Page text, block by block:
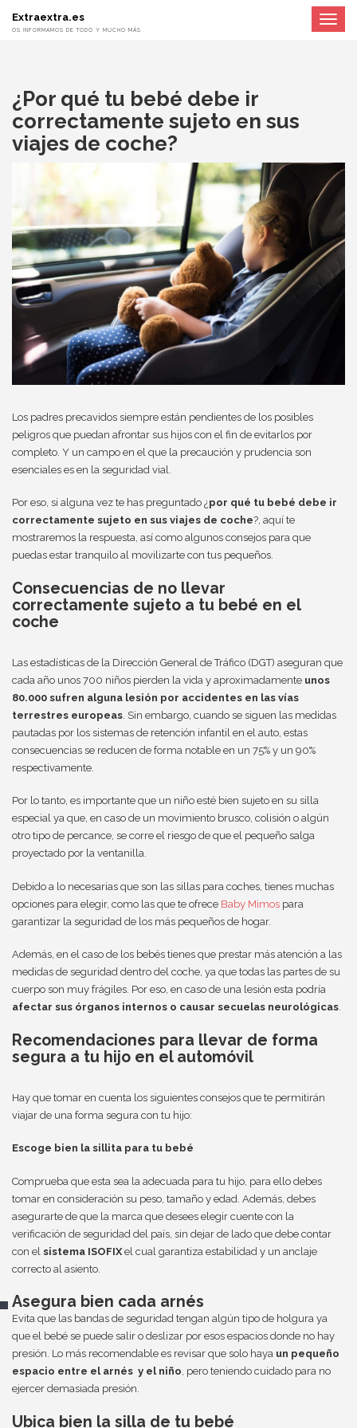
Toggle
Extraextra.es
OS INFORMAMOS DE TODO Y MUCHO MÁS
¿Por qué tu bebé debe ir
correctamente sujeto en sus
viajes de coche?
Los padres precavidos siempre están pendientes de los posibles
peligros que puedan afrontar sus hijos con el fin de evitarlos por
completo. Y un campo en el que la precaución y prudencia son
esenciales es en la seguridad vial.
Por eso, si alguna vez te has preguntado ¿ por qué tu bebé debe ir
correctamente sujeto en sus viajes de coche?, aquí te
mostraremos la respuesta, así como algunos consejos para que
puedas estar tranquilo al movilizarte con tus pequeños.
Consecuencias de no llevar
correctamente sujeto a tu bebé en el
coche
Las estadísticas de la Dirección General de Tráfico (DGT) aseguran que
cada año unos 700 niños pierden la vida y aproximadamente unos
80.000 sufren alguna lesión por accidentes en las vías
terrestres europeas . Sin embargo, cuando se siguen las medidas
pautadas por los sistemas de retención infantil en el auto, estas
consecuencias se reducen de forma notable en un 75% y un 90%
respectivamente.
Por lo tanto, es importante que un niño esté bien sujeto en su silla
especial ya que, en caso de un movimiento brusco, colisión o algún
otro tipo de percance, se corre el riesgo de que el pequeño salga
proyectado por la ventanilla.
Debido a lo necesarias que son las sillas para coches, tienes muchas
opciones para elegir, como las que te ofrece Baby Mimos para
garantizar la seguridad de los más pequeños de hogar.
Además, en el caso de los bebés tienes que prestar más atención a las
medidas de seguridad dentro del coche, ya que todas las partes de su
cuerpo son muy frágiles. Por eso, en caso de una lesión esta podría
afectar sus órganos internos o causar secuelas neurológicas.
Recomendaciones para llevar de forma
segura a tu hijo en el automóvil
Hay que tomar en cuenta los siguientes consejos que te permitirán
viajar de una forma segura con tu hijo:
Escoge bien la sillita para tu bebé
Comprueba que esta sea la adecuada para tu hijo, para ello debes
tomar en consideración su peso, tamaño y edad. Además, debes
asegurarte de que la marca que desees elegir cuente con la
verificación de seguridad del país, sin dejar de lado que debe contar
con el sistema ISOFIXel cual garantiza estabilidad y un anclaje
correcto al asiento.
Asegura bien cada arnés
Evita que las bandas de seguridad tengan algún tipo de holgura ya
que el bebé se puede salir o deslizar por esos espacios donde no hay
presión. Lo más recomendable es revisar que solo haya un pequeño
espacio entre el arnés y el niño, pero teniendo cuidado para no
ejercer demasiada presión.
Ubica bien la silla de tu bebé